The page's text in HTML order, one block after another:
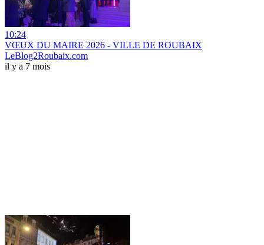
10:24
VŒUX DU MAIRE 2026 - VILLE DE ROUBAIX
LeBlog2Roubaix.com
il y a 7 mois